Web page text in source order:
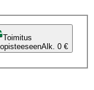
Toimitus
Alk. 0 €